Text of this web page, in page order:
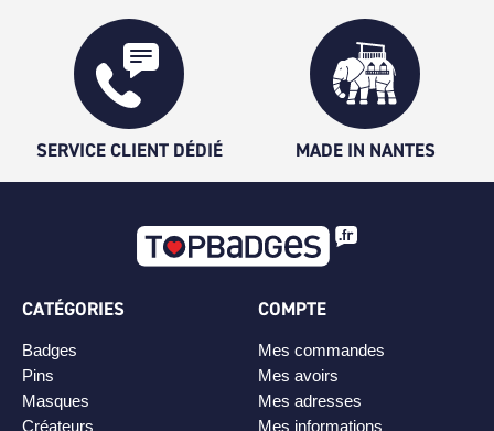
SERVICE CLIENT DÉDIÉ MADE IN NANTES
CATÉGORIES
Badges
Pins
Masques
Créateurs
COMPTE
Mes commandes
Mes avoirs
Mes adresses
Mes informations